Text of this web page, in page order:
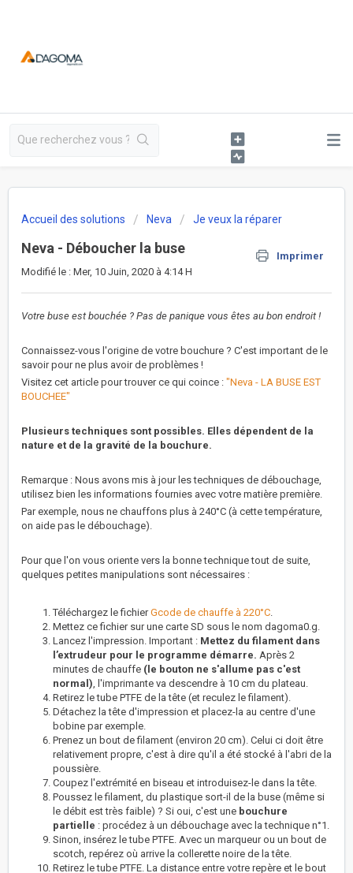
Accueil des solutions Neva Je veux la réparer
Neva - Déboucher la buse
Imprimer
Modifié le : Mer, 10 Juin, 2020 à 4:14 H
Votre buse est bouchée ? Pas de panique vous êtes au bon endroit !
Connaissez-vous l'origine de votre bouchure ? C'est important de le
savoir pour ne plus avoir de problèmes !
Visitez cet article pour trouver ce qui coince : "Neva - LA BUSE EST
BOUCHEE"
Plusieurs techniques sont possibles. Elles dépendent de la
nature et de la gravité de la bouchure.
Remarque : Nous avons mis à jour les techniques de débouchage,
utilisez bien les informations fournies avec votre matière première.
Par exemple, nous ne chauffons plus à 240°C (à cette température,
on aide pas le débouchage).
Pour que l'on vous oriente vers la bonne technique tout de suite,
quelques petites manipulations sont nécessaires :
Téléchargez le fichierGcode de chauffe à 220°C.
Mettez ce fichier sur une carte SD sous le nom dagoma0.g.
Lancez l'impression. Important : Mettez du filament dans
l’extrudeur pour le programme démarre. Après 2
minutes de chauffe (le bouton ne s'allume pas c'est
normal), l'imprimante va descendre à 10 cm du plateau.
Retirez le tube PTFE de la tête (et reculez le filament).
Détachez la tête d'impression et placez-la au centre d'une
bobine par exemple.
Prenez un bout de filament (environ 20 cm). Celui ci doit être
relativement propre, c'est à dire qu'il a été stocké à l'abri de la
poussière.
Coupez l'extrémité en biseau et introduisez-le dans la tête.
Poussez le filament, du plastique sort-il de la buse (même si
le débit est très faible) ? Si oui, c'est une bouchure
partielle : procédez à un débouchage avec la technique n°1.
Sinon, insérez le tube PTFE. Avec un marqueur ou un bout de
scotch, repérez où arrive la collerette noire de la tête.
Retirez le tube PTFE. La distance entre votre repère et le bout